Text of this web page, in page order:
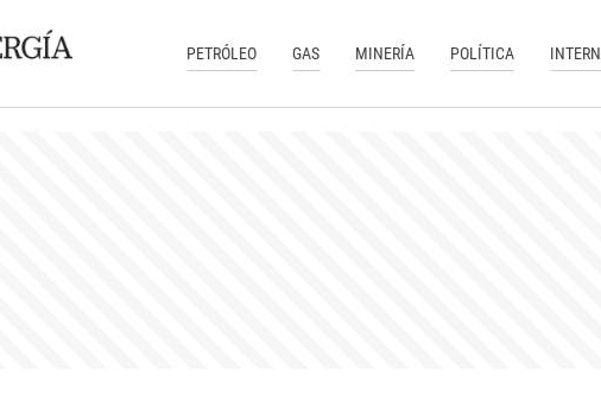
PETRÓLEO GAS MINERÍA POLÍTICA